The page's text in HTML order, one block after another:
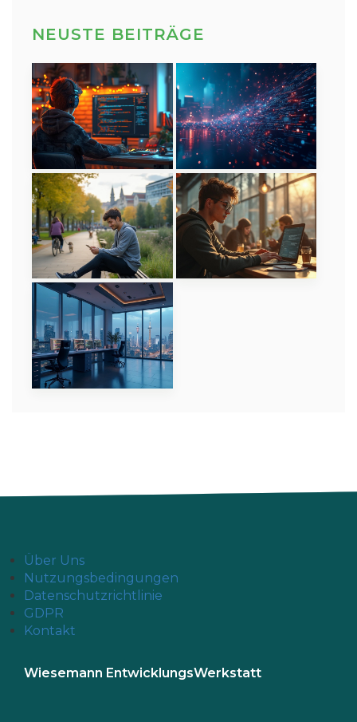
NEUSTE BEITRÄGE
Über Uns
Nutzungsbedingungen
Datenschutzrichtlinie
GDPR
Kontakt
Wiesemann EntwicklungsWerkstatt